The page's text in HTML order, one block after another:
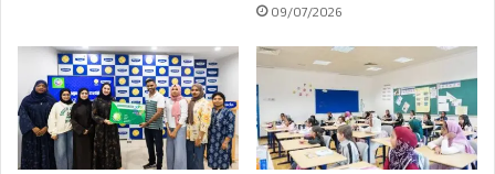
09/07/2026